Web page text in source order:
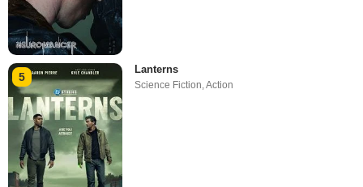
5
Lanterns
Science Fiction,Action